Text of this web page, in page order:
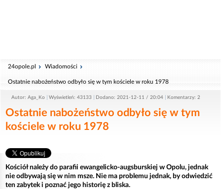
24opole.pl Wiadomości
Ostatnie nabożeństwo odbyło się w tym kościele w roku 1978
Autor: Aga_Ko Wyświetleń: 43133 Dodano: 2021-12-11 / 20:04 Komentarzy: 2
Ostatnie nabożeństwo odbyło się w tym
kościele w roku 1978
Kościół należy do parafii ewangelicko-augsburskiej w Opolu, jednak
nie odbywają się w nim msze. Nie ma problemu jednak, by odwiedzić
ten zabytek i poznać jego historię z bliska.